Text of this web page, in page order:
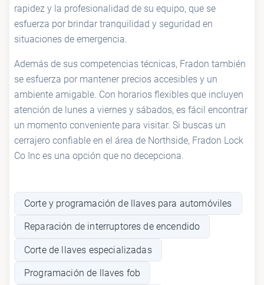
rapidez y la profesionalidad de su equipo, que se
esfuerza por brindar tranquilidad y seguridad en
situaciones de emergencia.
Además de sus competencias técnicas, Fradon también
se esfuerza por mantener precios accesibles y un
ambiente amigable. Con horarios flexibles que incluyen
atención de lunes a viernes y sábados, es fácil encontrar
un momento conveniente para visitar. Si buscas un
cerrajero confiable en el área de Northside, Fradon Lock
Co Inc es una opción que no decepciona.
Corte y programación de llaves para automóviles
Reparación de interruptores de encendido
Corte de llaves especializadas
Programación de llaves fob